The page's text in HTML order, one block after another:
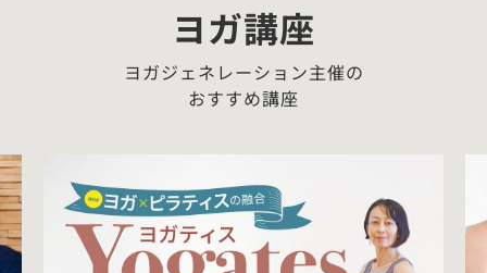
ヨガ講座
ヨガジェネレーション主催の
おすすめ講座